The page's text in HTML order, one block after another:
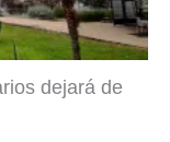
dejará de